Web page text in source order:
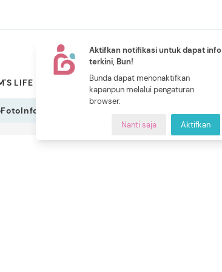
Aktifkan notifikasi untuk dapat info
terkini, Bun!
Bunda dapat menonaktifkan
kapanpun melalui pengaturan
browser.
Nanti saja Aktifkan
LIFE PILIHAN BUNDA
NEW
CERITA BUNDA
FotoInfografis